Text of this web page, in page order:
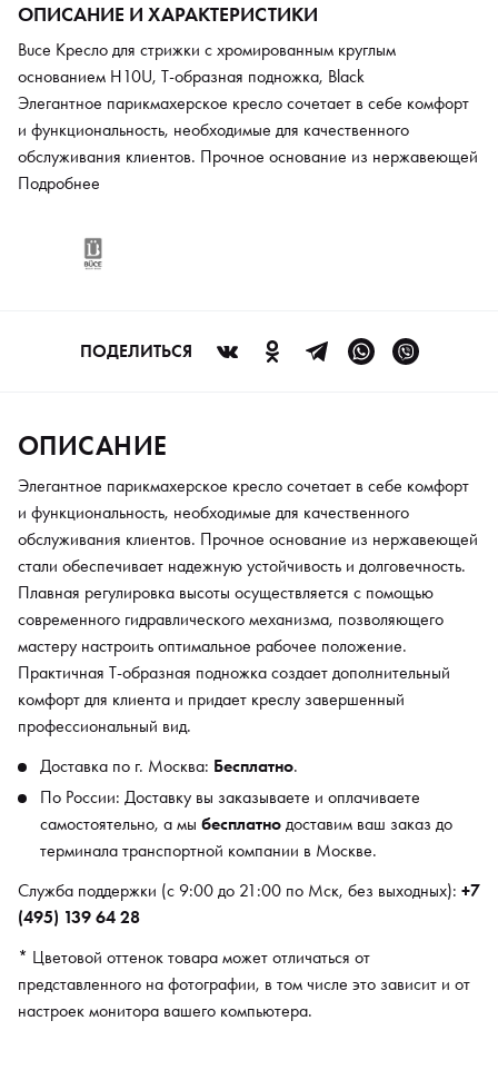
ОПИСАНИЕ И ХАРАКТЕРИСТИКИ
Buce Кресло для стрижки с хромированным круглым
основанием H10U, Т-образная подножка, Black
Элегантное парикмахерское кресло сочетает в себе комфорт
и функциональность, необходимые для качественного
обслуживания клиентов. Прочное основание из нержавеющей
стали обеспечивает надежную устойчивость и долговечность.
современного гидравлического механизма, позволяющего
мастеру настроить оптимальное рабочее положение.
профессиональный вид.
самостоятельно, а мы
Cлужба поддержки (с 9:00 до 21:00 по Мск, без выходных):+7
(495) 139 64 28
* Цветовой оттенок товара может отличаться от
представленного на фотографии, в том числе это зависит и от
настроек монитора вашего компьютера.
Подробнее
ПОДЕЛИТЬСЯ
ОПИСАНИЕ
Элегантное парикмахерское кресло сочетает в себе комфорт
и функциональность, необходимые для качественного
обслуживания клиентов. Прочное основание из нержавеющей
стали обеспечивает надежную устойчивость и долговечность.
Плавная регулировка высоты осуществляется с помощью
современного гидравлического механизма, позволяющего
мастеру настроить оптимальное рабочее положение.
Практичная Т-образная подножка создает дополнительный
комфорт для клиента и придает креслу завершенный
профессиональный вид.
Доставка по г. Москва: Бесплатно.
По России: Доставку вы заказываете и оплачиваете
самостоятельно, а мы бесплатнодоставим ваш заказ до
терминала транспортной компании в Москве.
Cлужба поддержки (с 9:00 до 21:00 по Мск, без выходных): +7
(495) 139 64 28
* Цветовой оттенок товара может отличаться от
представленного на фотографии, в том числе это зависит и от
настроек монитора вашего компьютера.